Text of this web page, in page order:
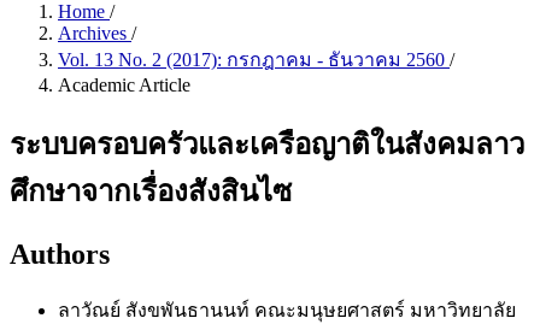
Home /
Archives /
Vol. 13 No. 2 (2017): กรกฎาคม - ธันวาคม 2560 /
Academic Article
ระบบครอบครัวและเครือญาติในสังคมลาว
ศึกษาจากเรื่องสังสินไซ
Authors
ลาวัณย์ สังขพันธานนท์ คณะมนุษยศาสตร์ มหาวิทยาลัย